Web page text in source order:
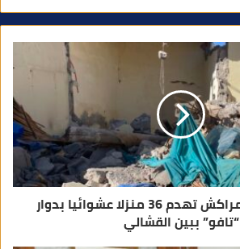
عاجل.. سلطات مراكش تهدم 36 منزلا عشوائيا بدوار
“تافو” ببين القشالي